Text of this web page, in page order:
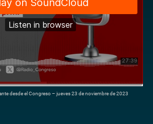
desde el Congreso – jueves 23 de noviembre de 2023